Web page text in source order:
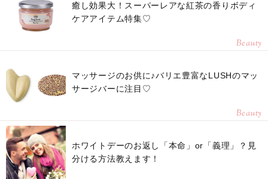
癒し効果大！スーパーレアな紅茶の香りボディ
ケアアイテム特集♡
Beauty
マッサージのお供に♪バリエ豊富なLUSHのマッ
サージバーに注目♡
Beauty
ホワイトデーのお返し「本命」or「義理」？見
分ける方法教えます！